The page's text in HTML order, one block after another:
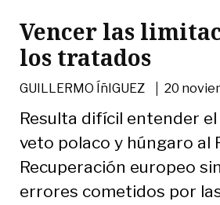
Vencer las
los tratados
GUILLERMO ÍñIGUEZ |20
Resulta difícil entender
veto polaco y húngaro al
Recuperación europeo
errores cometidos por